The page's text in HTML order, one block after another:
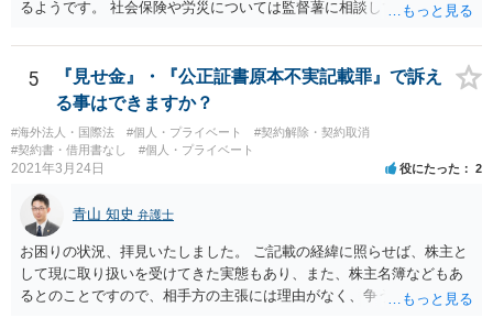
説明を行ってください。
るようです。 社会保険や労災については監督薯に相談してみるといい
5
『見せ金』・『公正証書原本不実記載罪』で訴え
る事はできますか？
#海外法人・国際法 #個人・プライベート
#契約解除・契約取消
#契約書・借用書なし
#個人・プライベート
2021年3月24日 役にたった 2
青山 知史 弁護士
お困りの状況、拝見いたしました。 ご記載の経緯に照らせば、株主と
して現に取り扱いを受けてきた実態もあり、また、株主名簿などもあ
るとのことですので、相手方の主張には理由がなく、争う余地はある